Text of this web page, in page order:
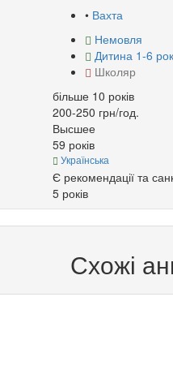
• Вахта
Немовля
Дитина 1-6
Школяр
більше 10 років
200-250 грн/год.
Высшее
59 років
Українська
Є рекомендації та
5 років
Схожі